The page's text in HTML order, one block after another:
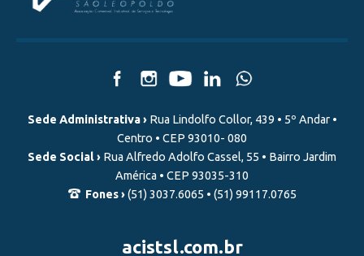
Sede Administrativa ›Rua Lindolfo Collor, 439 • 5º Andar •
Centro • CEP 93010- 080
Sede Social › Rua Alfredo Adolfo Cassel, 55 • Bairro Jardim
América • CEP 93035-310
Fones ›(51) 3037.6065 • (51) 99117.0765
acistsl.com.br